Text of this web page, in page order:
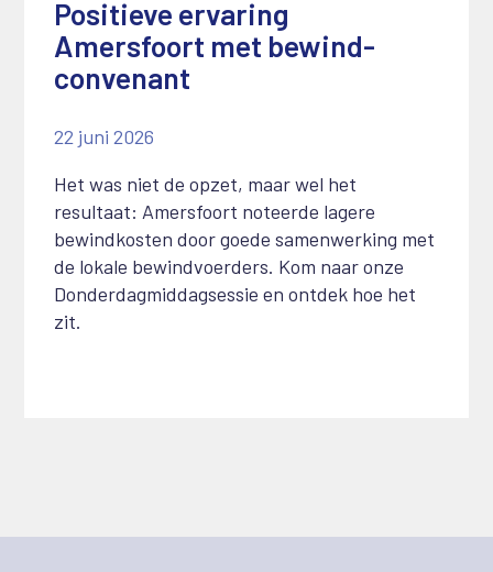
Positieve ervaring
Amersfoort met bewind-
convenant
22 juni 2026
Het was niet de opzet, maar wel het
resultaat: Amersfoort noteerde lagere
bewindkosten door goede samenwerking met
de lokale bewindvoerders. Kom naar onze
Donderdagmiddagsessie en ontdek hoe het
zit.